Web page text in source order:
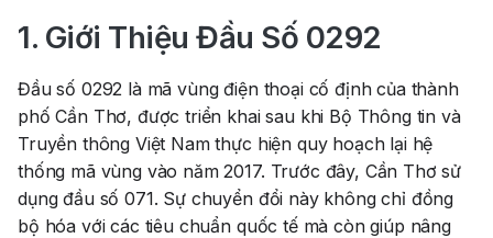
1. Giới Thiệu Đầu Số 0292
Đầu số 0292 là mã vùng điện thoại cố định của thành
phố Cần Thơ, được triển khai sau khi Bộ Thông tin và
Truyền thông Việt Nam thực hiện quy hoạch lại hệ
thống mã vùng vào năm 2017. Trước đây, Cần Thơ sử
dụng đầu số 071. Sự chuyển đổi này không chỉ đồng
bộ hóa với các tiêu chuẩn quốc tế mà còn giúp nâng